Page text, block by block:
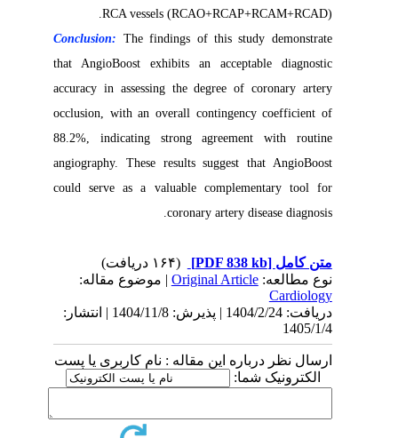
RCA vessels (RCAO+RCAP+RCAM+RCAD).
Conclusion:The findings of this study demonstrate
that AngioBoost exhibits an acceptable diagnostic
accuracy in assessing the degree of coronary artery
occlusion, with an overall contingency coefficient of
88.2%, indicating strong agreement with routine
angiography. These results suggest that AngioBoost
could serve as a valuable complementary tool for
coronary artery disease diagnosis.
متن کامل[PDF 838 kb]
نوع مطالعه:Original Article| موضوع مقاله:
Cardiology
دریافت: 1404/2/24 | پذیرش: 1404/11/8 | انتشار:
1405/1/4
ارسال نظر درباره این مقاله : نام کاربری یا پست
الکترونیک شما: